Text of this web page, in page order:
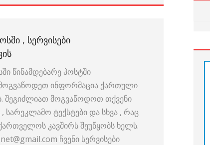
, ᲡᲔᲠᲕᲘᲡᲔᲑᲘ
წინამდებარე პოსტში
ინფორმაცია ქართული
შეგიძლიათ მოგვაწოდოთ თქვენი
, სარეკლამო ტექსტები და სხვა , რაც
კავშირს შეუწყობს ხელს.
ჩვენი სერვისები